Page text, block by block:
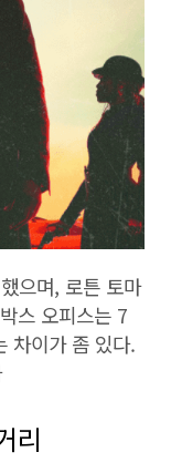
으며, 로튼 토마
스 오피스는 7
차이가 좀 있다.
리